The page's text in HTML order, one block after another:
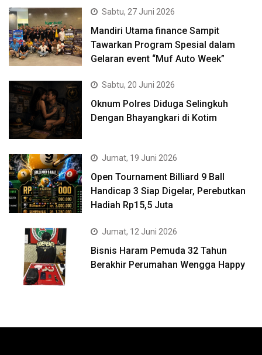
Sabtu, 27 Juni 2026
Mandiri Utama finance Sampit
Tawarkan Program Spesial dalam
Gelaran event “Muf Auto Week”
Sabtu, 20 Juni 2026
Oknum Polres Diduga Selingkuh
Dengan Bhayangkari di Kotim
Jumat, 19 Juni 2026
Open Tournament Billiard 9 Ball
Handicap 3 Siap Digelar, Perebutkan
Hadiah Rp15,5 Juta
Jumat, 12 Juni 2026
Bisnis Haram Pemuda 32 Tahun
Berakhir Perumahan Wengga Happy